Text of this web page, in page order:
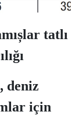
tatlı
deniz
için